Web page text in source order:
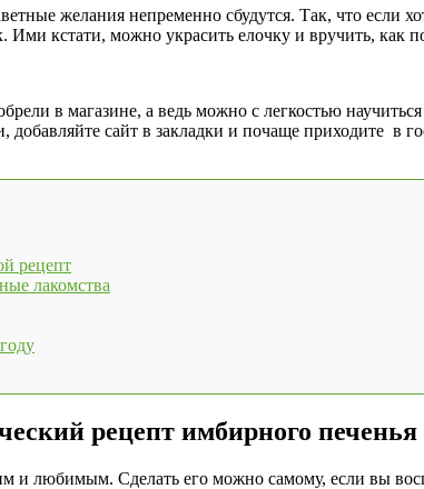
желания непременно сбудутся. Так, что если
Ими кстати, можно украсить елочку и вручить, как
в магазине, а ведь можно с легкостью
сайт в закладки и почаще приходите в
рецепт
лакомства
рецепт имбирного
и любимым. Сделать его можно самому, если вы